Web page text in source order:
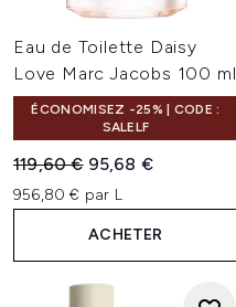
Eau de Toilette Daisy
Love Marc Jacobs 100 ml
ÉCONOMISEZ -25% | CODE :
SALELF
Prix de vente :
119,60 € Prix ​​actuel :
95,68 €
956,80 € par L
ACHETER